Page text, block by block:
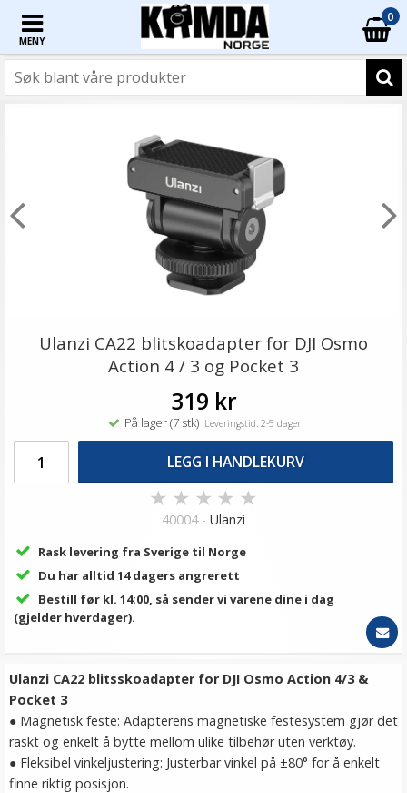
MENY
0
Ulanzi CA22 blitskoadapter for DJI Osmo
Action 4 / 3 og Pocket 3
319 kr
På lager (7 stk)Leveringstid: 2-5 dager
LEGG I HANDLEKURV
★ ★ ★ ★ ★
40004 - Ulanzi
Rask levering fra Sverige til Norge
Du har alltid 14 dagers angrerett
Bestill før kl. 14:00, så sender vi varene dine i dag
(gjelder hverdager).
Ulanzi CA22 blitsskoadapter for DJI Osmo Action 4/3 &
Pocket 3
● Magnetisk feste: Adapterens magnetiske festesystem gjør det
raskt og enkelt å bytte mellom ulike tilbehør uten verktøy.
● Fleksibel vinkeljustering: Justerbar vinkel på ±80° for å enkelt
finne riktig posisjon.